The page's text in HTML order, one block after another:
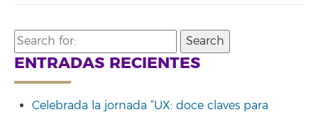
Search
for:
ENTRADAS RECIENTES
Celebrada la jornada “UX: doce claves para